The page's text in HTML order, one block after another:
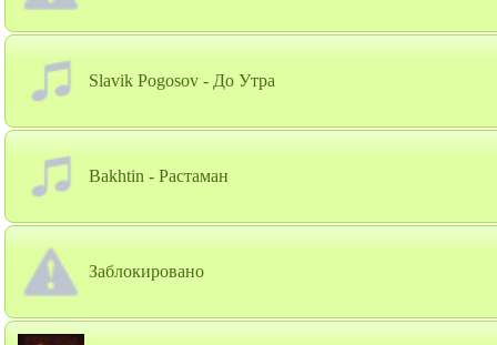
Slavik Pogosov - До Утра
Bakhtin - Растаман
Заблокировано